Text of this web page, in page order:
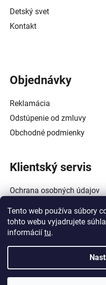
Tento web používa súbory
tohto webu vyjadrujete
informácií tu.
Detský svet
Kontakt
Objednávky
Reklamácia
Odstúpenie od zmluvy
Obchodné podmienky
Klientský servis
Ochrana osobných údajov
Alternatívne riešenie
Zásady používania súborov
Vytvoril